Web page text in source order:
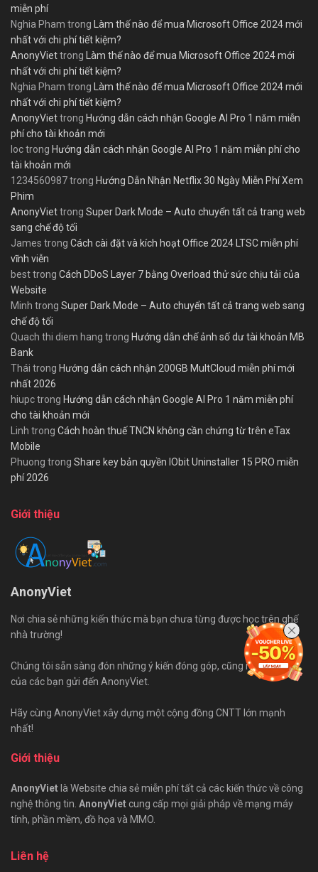
miễn phí
Nghia Pham trong
Làm thế nào để mua Microsoft Office 2024 mới
nhất với chi phí tiết kiệm?
AnonyViettrong
Làm thế nào để mua Microsoft Office 2024 mới
nhất với chi phí tiết kiệm?
Nghia Pham trong
Làm thế nào để mua Microsoft Office 2024 mới
nhất với chi phí tiết kiệm?
AnonyViettrong Hướng dẫn cách nhận Google AI Pro 1 năm miễn
phí cho tài khoản mới
loctrong Hướng dẫn cách nhận Google AI Pro 1 năm miễn phí cho
tài khoản mới
1234560987trong Hướng Dẫn Nhận Netflix 30 Ngày Miễn Phí Xem
Phim
AnonyViettrong Super Dark Mode – Auto chuyển tất cả trang web
sang chế độ tối
James trong Cách cài đặt và kích hoạt Office 2024 LTSC miễn phí
vĩnh viễn
besttrong Cách DDoS Layer 7 bằng Overload thử sức chịu tải của
Website
Minh trong Super Dark Mode – Auto chuyển tất cả trang web sang
chế độ tối
Quach thi diem hang trong Hướng dẫn chế ảnh số dư tài khoản MB
Bank
Thái trong Hướng dẫn cách nhận 200GB MultCloud miễn phí mới
nhất 2026
hiupctrong Hướng dẫn cách nhận Google AI Pro 1 năm miễn phí
cho tài khoản mới
Linh trong Cách hoàn thuế TNCN không cần chứng từ trên eTax
Mobile
Phuong trong Share key bản quyền IObit Uninstaller 15 PRO miễn
phí 2026
Giới thiệu
AnonyViet
Nơi chia sẻ những kiến thức mà bạn chưa từng được học trên ghế
nhà trường!
Chúng tôi sẵn sàng đón những ý kiến đóng góp, cũng như bài viết
của các bạn gửi đến AnonyViet.
Hãy cùng AnonyViet xây dựng một cộng đồng CNTT lớn mạnh
nhất!
Giới thiệu
AnonyViet là Website chia sẻ miễn phí tất cả các kiến thức về công
nghệ thông tin. AnonyViet cung cấp mọi giải pháp về mạng máy
tính, phần mềm, đồ họa và MMO.
Liên hệ